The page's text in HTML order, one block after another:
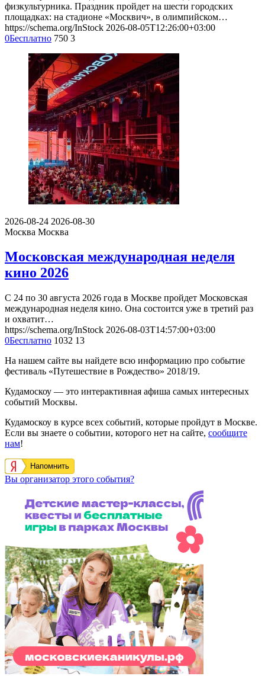
физкультурника. Праздник пройдет на шести городских
площадках: на стадионе «Москвич», в олимпийском…
https://schema.org/InStock 2026-08-05T12:26:00+03:00
0Бесплатно 750 3
2026-08-24 2026-08-30
Москва Москва
Московская международная неделя
кино 2026
С 24 по 30 августа 2026 года в Москве пройдет Московская
международная неделя кино. Она состоится уже в третий раз
и охватит…
https://schema.org/InStock 2026-08-03T14:57:00+03:00
0Бесплатно 1032 13
На нашем сайте вы найдете всю информацию про событие
фестиваль «Путешествие в Рождество» 2018/19.
Кудамоскоу — это интерактивная афиша самых интересных
событий Москвы.
Кудамоскоу в курсе всех событий, которые пройдут в Москве.
Если вы знаете о событии, которого нет на сайте, сообщите
нам!
Напомнить
Вы организатор этого события?